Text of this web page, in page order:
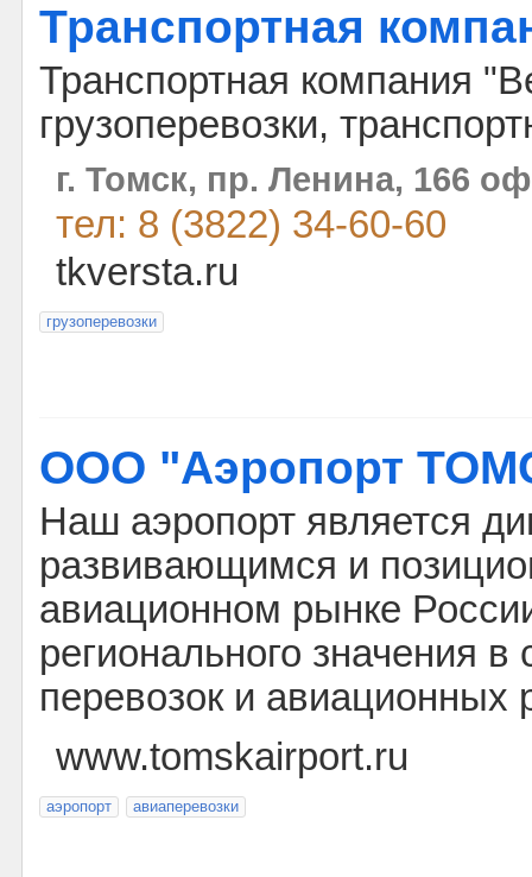
Транспортная
Транспортная компания
грузоперевозки,
г. Томск, пр. Ленина, 166
тел: 8 (3822) 34-60-60
tkversta.ru
грузоперевозки
ООО "Аэропорт
Наш аэропорт является
развивающимся и
авиационном рынке
регионального значения
перевозок и авиационных
www.tomskairport.ru
аэропорт авиаперевозки